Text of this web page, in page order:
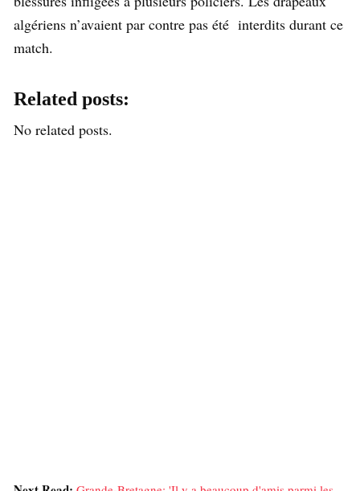
algériens n’avaient par contre pas été interdits durant ce
match.
Related posts:
No related posts.